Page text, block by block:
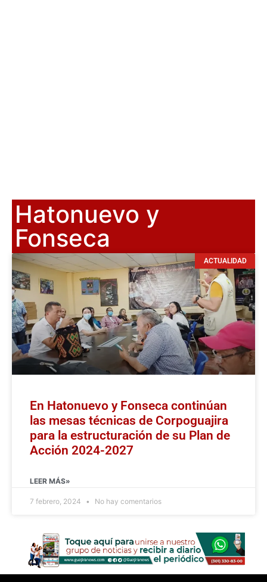
Hatonuevo y
Fonseca
ACTUALIDAD
En Hatonuevo y Fonseca continúan
las mesas técnicas de Corpoguajira
para la estructuración de su Plan de
Acción 2024-2027
LEER MÁS»
7 febrero, 2024 No hay comentarios